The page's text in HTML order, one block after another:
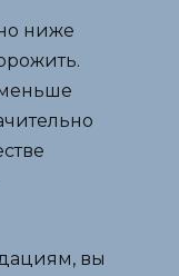
ниже
вы